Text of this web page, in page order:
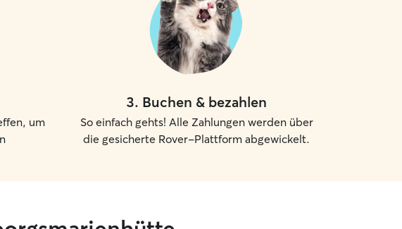
um
3. Buchen & bezahlen
So einfach gehts! Alle Zahlungen werden über
die gesicherte Rover-Plattform abgewickelt.